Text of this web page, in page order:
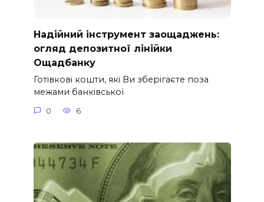
Надійний інструмент заощаджень:
огляд депозитної лінійки
Ощадбанку
Готівкові кошти, які Ви зберігаєте поза
межами банківської
0 6